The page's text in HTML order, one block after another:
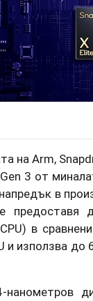
на Arm,
3 от
в
в
и използва